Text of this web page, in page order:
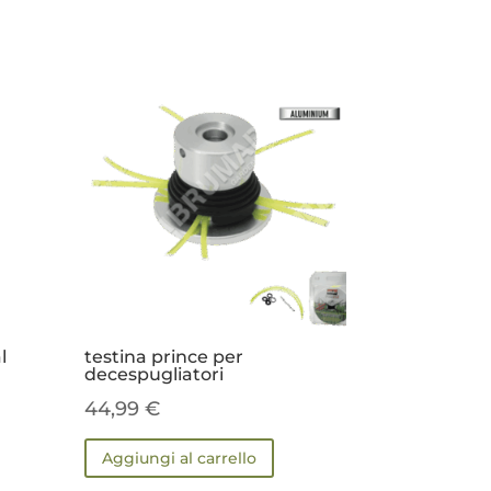
testina prince per
decespugliatori
44,99 €
Aggiungi al carrello